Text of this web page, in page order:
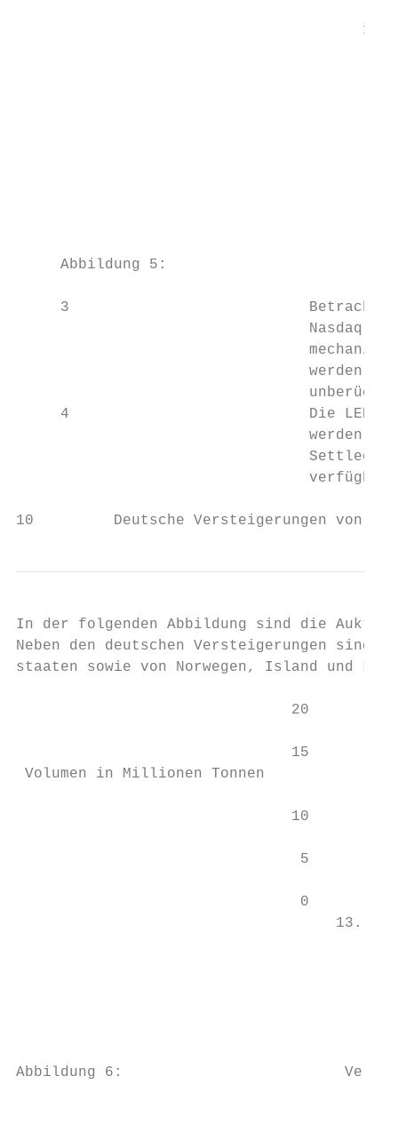
                                       100
Abbildung 5:
3
Nasdaq
werden
4                           Die LEBA
werden
Settled
10         Deutsche Versteigerungen von
In der folgenden Abbildung sind die
Neben den deutschen Versteigerungen sind
staaten sowie von Norwegen, Island und
                               20
                               15
Volumen in Millionen Tonnen
                               10
                                5
                                0
13.
Abbildung 6: